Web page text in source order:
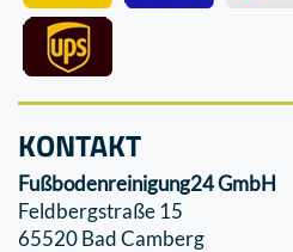
KONTAKT
Fußbodenreinigung24 GmbH
Feldbergstraße 15
65520 Bad Camberg